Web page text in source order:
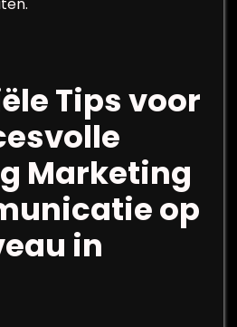
Tips voor
Marketing
op
in